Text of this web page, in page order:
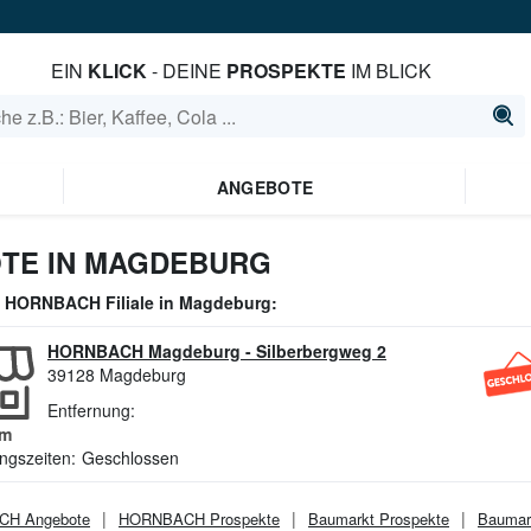
EIN KLICK- DEINE PROSPEKTE IM BLICK
ANGEBOTE
IN MAGDEBURG
HORNBACH Filiale in Magdeburg:
HORNBACH Magdeburg - Silberbergweg 2
39128 Magdeburg
Entfernung:
Geschlossen
Angebote HORNBACH Prospekte Baumarkt Prospekte